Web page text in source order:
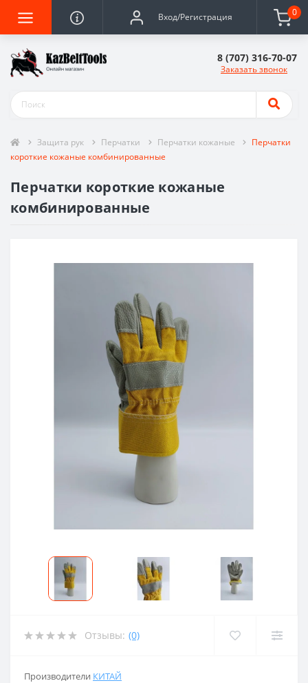
Вход/Регистрация 0
8 (707) 316-70-07
Заказать звонок
Защита рук Перчатки Перчатки кожаные
Перчатки
короткие кожаные комбинированные
Перчатки короткие кожаные
комбинированные
Отзывы: (0)
Производители КИТАЙ